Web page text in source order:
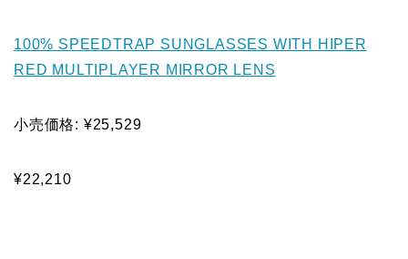
100% SPEEDTRAP SUNGLASSES WITH HIPER
RED MULTIPLAYER MIRROR LENS
小売価格: ¥25,529
¥22,210